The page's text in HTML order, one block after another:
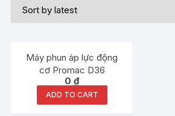
Máy phun áp lực động
cơ Promac D36
0₫
ADD TO CART